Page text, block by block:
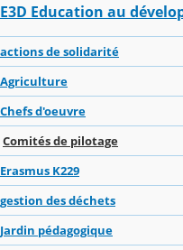
E3D Education au
actions de solidarité
Agriculture
Chefs d'oeuvre
Comités de pilotage
Erasmus K229
gestion des déchets
Jardin pédagogique